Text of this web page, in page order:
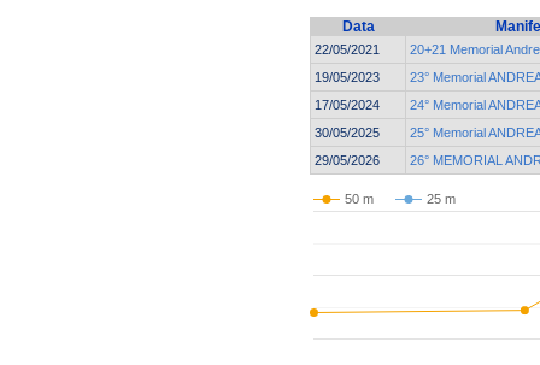
Data
22/05/2021
20+21 Memorial
19/05/2023
23° Memorial
17/05/2024
24° Memorial
30/05/2025
25° Memorial
29/05/2026
26° MEMORIAL
50 m 25 m